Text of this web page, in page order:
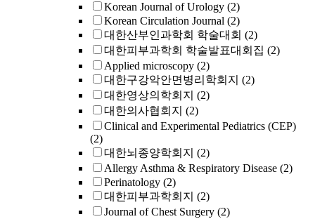
Korean Journal of Urology (2)
Korean Circulation Journal (2)
대한산부인과학회 학술대회 (2)
대한피부과학회 학술발표대회집 (2)
Applied microscopy (2)
대한구강악안면병리학회지 (2)
대한영상의학회지 (2)
대한의사협회지 (2)
Clinical and Experimental Pediatrics (CEP)
(2)
대한뇌종양학회지 (2)
Allergy Asthma & Respiratory Disease (2)
Perinatology (2)
대한피부과학회지 (2)
Journal of Chest Surgery (2)